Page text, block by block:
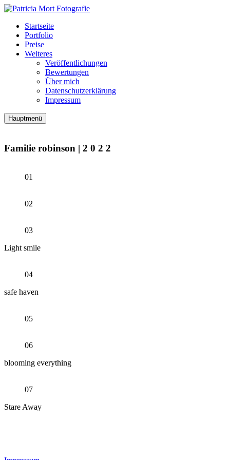
Startseite
Portfolio
Preise
Weiteres
Veröffentlichungen
Bewertungen
Über mich
Datenschutzerklärung
Impressum
Hauptmenü
Familie robinson | 2 0 2 2
01
02
03
Light smile
04
safe haven
05
06
blooming everything
07
Stare Away